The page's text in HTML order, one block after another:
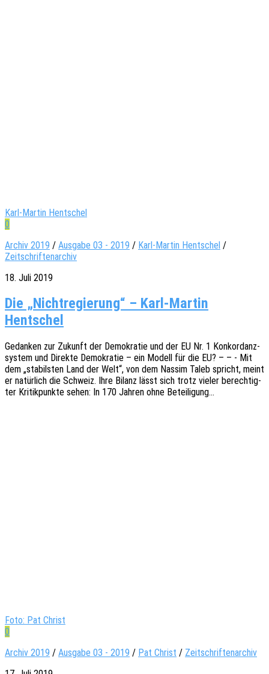
Karl-Martin Hentschel
0
Archiv 2019 / Ausgabe 03 - 2019 / Karl-Martin Hentschel /
Zeitschriftenarchiv
18. Juli 2019
Die „Nichtregierung“ – Karl-Martin
Hentschel
Gedan­ken zur Zukunft der Demo­kra­tie und der EU Nr. 1 Konkor­d­anz­
sys­tem und Direk­te Demo­kra­tie – ein Modell für die EU? – – - Mit
dem „stabils­ten Land der Welt“, von dem Nassim Taleb spricht, meint
er natür­lich die Schweiz. Ihre Bilanz lässt sich trotz vieler berech­tig­
ter Kritik­punk­te sehen: In 170 Jahren ohne Beteiligung…
Foto: Pat Christ
0
Archiv 2019 / Ausgabe 03 - 2019 / Pat Christ / Zeitschriftenarchiv